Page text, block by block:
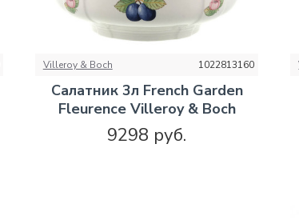
Villeroy & Boch 1022813160
Салатник 3л French Garden
Fleurence Villeroy & Boch
9298 руб.